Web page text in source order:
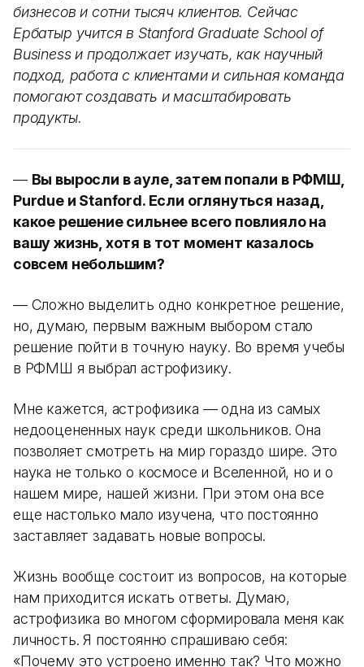
бизнесов и сотни тысяч клиентов. Сейчас
Ербатыр учится в Stanford Graduate School of
Business и продолжает изучать, как научный
подход, работа с клиентами и сильная команда
помогают создавать и масштабировать
продукты.
— Вы выросли в ауле, затем попали в РФМШ,
Purdue и Stanford. Если оглянуться назад,
какое решение сильнее всего повлияло на
вашу жизнь, хотя в тот момент казалось
совсем небольшим?
— Сложно выделить одно конкретное решение,
но, думаю, первым важным выбором стало
решение пойти в точную науку. Во время учебы
в РФМШ я выбрал астрофизику.
Мне кажется, астрофизика — одна из самых
недооцененных наук среди школьников. Она
позволяет смотреть на мир гораздо шире. Это
наука не только о космосе и Вселенной, но и о
нашем мире, нашей жизни. При этом она все
еще настолько мало изучена, что постоянно
заставляет задавать новые вопросы.
Жизнь вообще состоит из вопросов, на которые
нам приходится искать ответы. Думаю,
астрофизика во многом сформировала меня как
личность. Я постоянно спрашиваю себя:
«Почему это устроено именно так? Что можно